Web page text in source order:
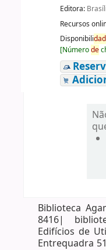
Editora:
Recursos
Disponibilida
[Númerode
Biblioteca
8416|
Edifícios de
Entrequadra